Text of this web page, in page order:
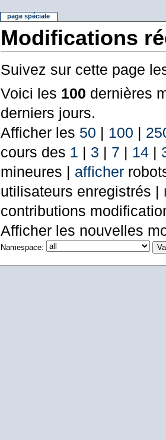
Modifications
Suivez sur cette page
Voici les 100 dernières
derniers jours.
Afficher les 50 | 100 |
cours des 1 | 3 | 7 | 14|
mineures | afficher
utilisateurs enregistrés |
contributions
Afficher les nouvelles
Namespace:
page spéciale